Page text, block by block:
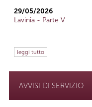
29/05/2026
Lavinia - Parte V
leggi tutto
AVVISI DI SERVIZIO